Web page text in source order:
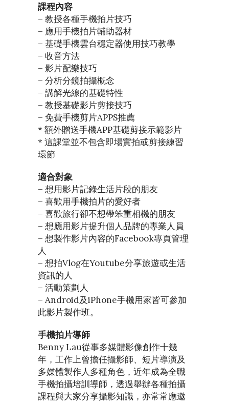
課程內容
– 教授各種手機拍片技巧
– 應用手機拍片輔助器材
– 基礎手機雲台穩定器使用技巧教學
– 收音方法
– 影片配樂技巧
– 分析分鏡拍攝概念
– 講解光線的基礎特性
– 教授基礎影片剪接技巧
– 免費手機剪片APPS推薦
* 額外贈送手機APP基礎剪接示範影片
* 這課堂並不包含即場實拍或剪接練習
環節
適合對象
– 想用影片記錄生活片段的朋友
– 喜歡用手機拍片的愛好者
– 喜歡旅行卻不想帶笨重相機的朋友
– 想應用影片提升個人品牌的專業人員
– 想製作影片內容的Facebook專頁管理
人
– 想拍Vlog在Youtube分享旅遊或生活
資訊的人
– 活動策劃人
– Android及iPhone手機用家皆可參加
此影片製作班。
手機拍片導師
Benny Lau從事多媒體影像創作十幾
年，工作上曾擔任攝影師、短片導演及
多媒體製作人多種角色，近年成為全職
手機拍攝培訓導師，透過舉辦各種拍攝
課程與大家分享攝影知識，亦常常應邀